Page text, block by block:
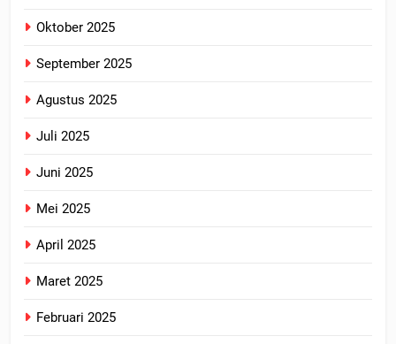
Oktober 2025
September 2025
Agustus 2025
Juli 2025
Juni 2025
Mei 2025
April 2025
Maret 2025
Februari 2025